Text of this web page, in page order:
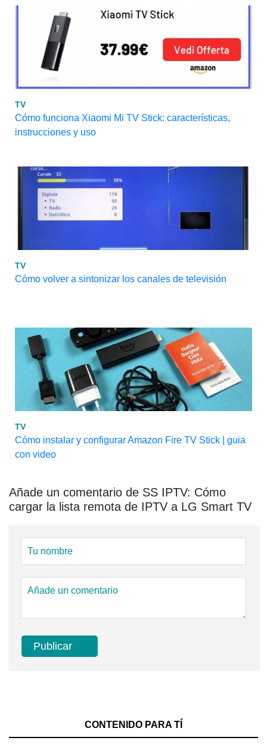
TV
Cómo funciona Xiaomi Mi TV Stick: características,
instrucciones y uso
TV
Cómo volver a sintonizar los canales de televisión
TV
Cómo instalar y configurar Amazon Fire TV Stick | guia
con video
Añade un comentario de SS IPTV: Cómo
cargar la lista remota de IPTV a LG Smart TV
CONTENIDO PARA TÍ